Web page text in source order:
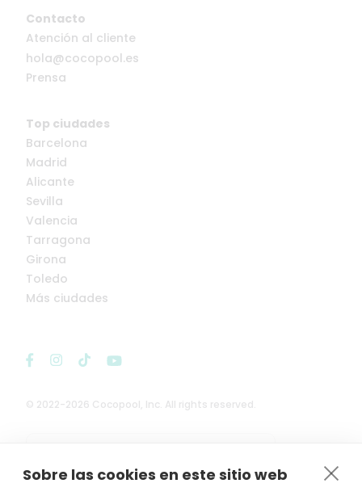
Sobre las cookies en este sitio web
© 2022-2026 Cocopool, Inc. All rights reserved.

Contacto
Atención al cliente
hola@cocopool.es
Prensa
Top ciudades
Barcelona
Madrid
Alicante
Sevilla
Valencia
Tarragona
Girona
Toledo
Más ciudades